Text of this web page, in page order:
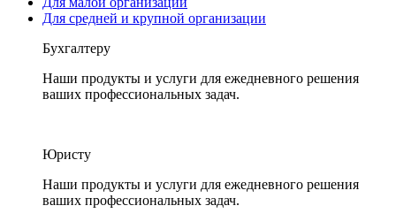
Для средней и крупной организации
Бухгалтеру
Наши продукты и услуги для ежедневного решения
ваших профессиональных задач.
Юристу
Наши продукты и услуги для ежедневного решения
ваших профессиональных задач.